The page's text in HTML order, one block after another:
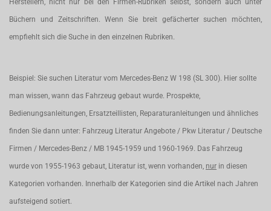
Herstellern, nicht nur bei den Firmen-Rubriken selbst, sondern auch unter
Büchern und Zeitschriften. Wenn Sie breit gefächerter suchen möchten,
empfiehlt sich die Suche in den einzelnen Rubriken.
Beispiel: Sie suchen Literatur vom Mercedes-Benz W 198 (SL 300). Hier sollte
man wissen, wann das Fahrzeug gebaut wurde. Prospekte,
Bedienungsanleitungen, Ersatzteillisten, Reparaturanleitungen und ähnliches
finden Sie dann unter: Fahrzeug Literatur Angebote / Pkw Literatur / Deutsche
Firmen / Mercedes-Benz / MB 1945-1959 und 1960-1969. Das Fahrzeug
wurde von 1955-1963 gebaut, Literatur ist, wenn vorhanden, nur in diesen
Kategorien vorhanden. Innerhalb der Kategorien sind die Artikel nach Jahren
aufsteigend sotiert.